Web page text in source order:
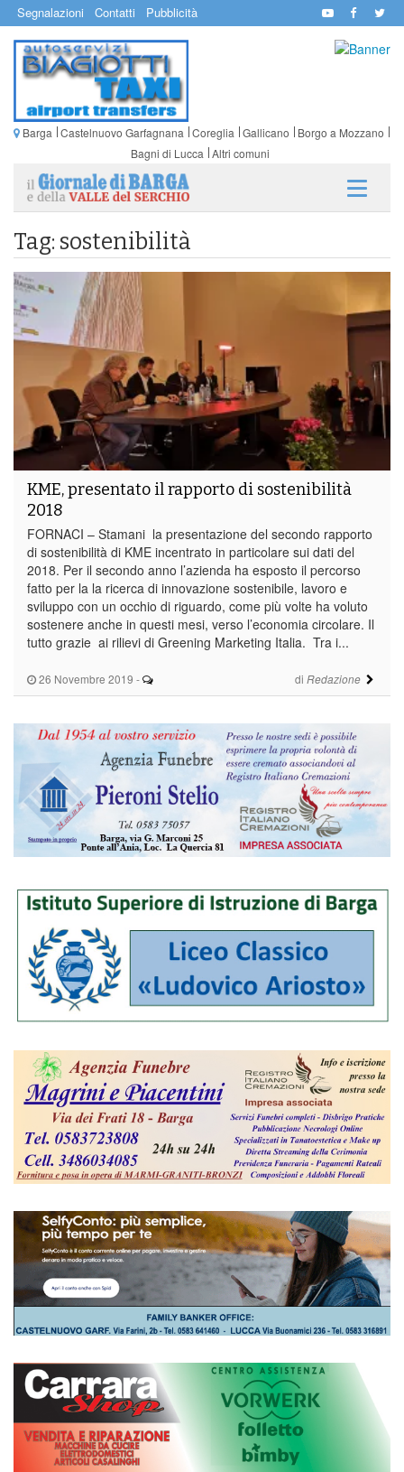
Segnalazioni Contatti Pubblicità
Barga Castelnuovo Garfagnana Coreglia Gallicano
Borgo a Mozzano
Bagni di Lucca Altri comuni
Tag: sostenibilità
26 Novembre 2019 - di Redazione
KME, presentato il rapporto di sostenibilità
2018
FORNACI – Stamani la presentazione del secondo rapporto
di sostenibilità di KME incentrato in particolare sui dati del
2018. Per il secondo anno l’azienda ha esposto il percorso
fatto per la la ricerca di innovazione sostenibile, lavoro e
sviluppo con un occhio di riguardo, come più volte ha voluto
sostenere anche in questi mesi, verso l’economia circolare. Il
tutto grazie ai rilievi di Greening Marketing Italia. Tra i...